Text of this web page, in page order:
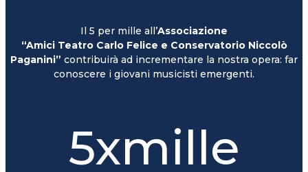
Il 5 per mille all’Associazione
“Amici Teatro Carlo Felice e Conservatorio Niccolò
Paganini” contribuirà ad incrementare la nostra opera: far
conoscere i giovani musicisti emergenti.
5xmille